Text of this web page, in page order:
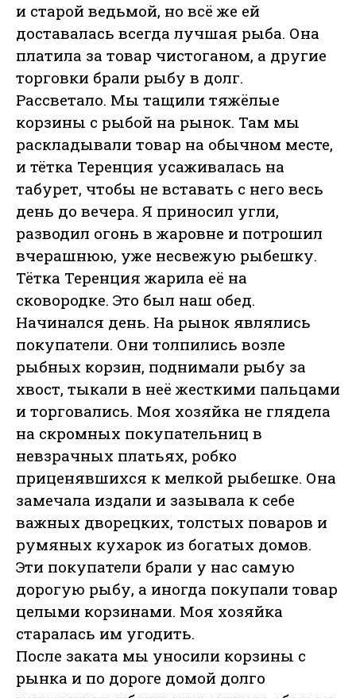
и старой ведьмой, но всё же ей
доставалась всегда лучшая рыба. Она
платила за товар чистоганом, а другие
торговки брали рыбу в долг.
Рассветало. Мы тащили тяжёлые
корзины с рыбой на рынок. Там мы
раскладывали товар на обычном месте,
и тётка Теренция усаживалась на
табурет, чтобы не вставать с него весь
день до вечера. Я приносил угли,
разводил огонь в жаровне и потрошил
вчерашнюю, уже несвежую рыбешку.
Тётка Теренция жарила её на
сковородке. Это был наш обед.
Начинался день. На рынок являлись
покупатели. Они толпились возле
рыбных корзин, поднимали рыбу за
хвост, тыкали в неё жесткими пальцами
и торговались. Моя хозяйка не глядела
на скромных покупательниц в
невзрачных платьях, робко
приценявшихся к мелкой рыбешке. Она
замечала издали и зазывала к себе
важных дворецких, толстых поваров и
румяных кухарок из богатых домов.
Эти покупатели брали у нас самую
дорогую рыбу, а иногда покупали товар
целыми корзинами. Моя хозяйка
старалась им угодить.
После заката мы уносили корзины с
рынка и по дороге домой долго